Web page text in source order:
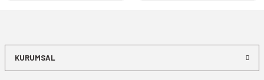
KURUMSAL